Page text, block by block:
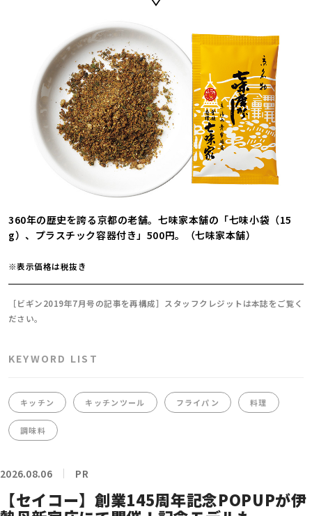
360年の歴史を誇る京都の老舗。七味家本舗の「七味小袋（15
g）、プラスチック容器付き」500円。（七味家本舗）
※表示価格は税抜き
［ビギン2019年7月号の記事を再構成］スタッフクレジットは本誌をご覧く
ださい。
KEYWORD LIST
キッチン キッチンツール フライパン 料理
調味料
2026.08.06 PR
【セイコー】創業145周年記念POPUPが伊